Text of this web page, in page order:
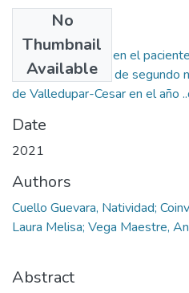
No
Thumbnail
Available
Prácticas seguras en el
Institución privada de
de Valledupar-Cesar en el año
Date
2021
Authors
Cuello Guevara, Natividad;
Laura Melisa; Vega Maestre,
Abstract